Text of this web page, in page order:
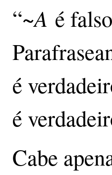
“~A é
é
é
Cabe